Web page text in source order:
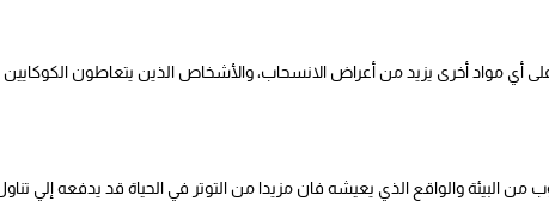
على أي مواد أخرى يزيد من أعراض الانسحاب، والأشخاص الذين يتعاطون
من البيئة والواقع الذي يعيشه فان مزيدا من التوتر في الحياة قد يدفعه إلي